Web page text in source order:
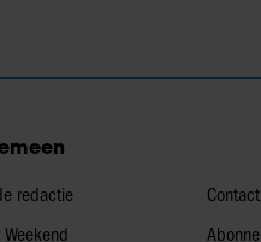
redactie
Weekend
Contact